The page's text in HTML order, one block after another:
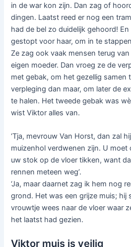
in de war kon zijn. Dan zag of
dingen. Laatst reed er nog een
had de bel zo duidelijk gehoord!
gestopt voor haar, om in te
Ze zag ook vaak mensen terug
eigen moeder. Dan vroeg ze de
met gebak, om het gezellig samen
verpleging dan maar, om later de
te halen. Het tweede gebak was
wist Viktor alles van.
‘Tja, mevrouw Van Horst, dan zal
muizenhol verdwenen zijn. U
uw stok op de vloer tikken, want
rennen meteen weg’.
‘Ja, maar daarnet zag ik hem nog
grond. Het was een grijze muis; hij
vrouwtje wees naar de vloer waar
het laatst had gezien.
Viktor muis is veilig